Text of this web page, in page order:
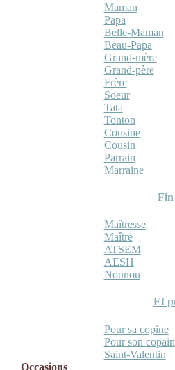
Maman
Papa
Belle-Maman
Beau-Papa
Grand-mère
Grand-père
Frère
Soeur
Tata
Tonton
Cousine
Cousin
Parrain
Marraine
Fin
Maîtresse
Maître
ATSEM
AESH
Nounou
Et
Pour sa copine
Pour son copain
Saint-Valentin
Occasions